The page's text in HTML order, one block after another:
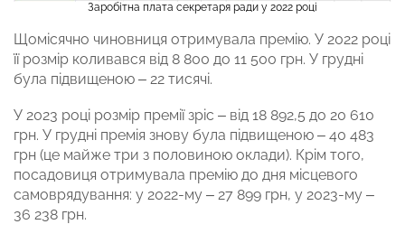
Заробітна плата секретаря ради у 2022 році
Щомісячно чиновниця отримувала премію. У 2022 році
її розмір коливався від 8 800 до 11 500 грн. У грудні
була підвищеною – 22 тисячі.
У 2023 році розмір премії зріс – від 18 892,5 до 20 610
грн. У грудні премія знову була підвищеною – 40 483
грн (це майже три з половиною оклади). Крім того,
посадовиця отримувала премію до дня місцевого
самоврядування: у 2022-му – 27 899 грн, у 2023-му –
36 238 грн.